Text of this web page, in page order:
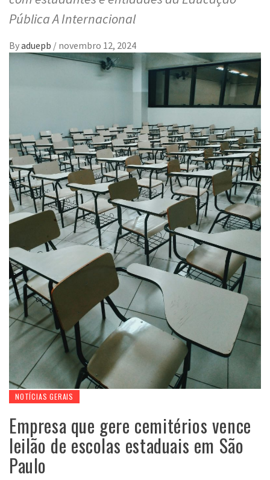
Pública A Internacional
Byaduepb / novembro 12, 2024
NOTÍCIAS GERAIS
Empresa que gere cemitérios vence
leilão de escolas estaduais em São
Paulo